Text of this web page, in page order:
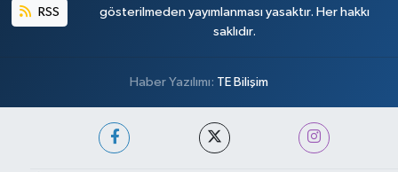
RSS
gösterilmeden yayımlanması yasaktır. Her hakkı
saklıdır.
Haber Yazılımı: TE Bilişim